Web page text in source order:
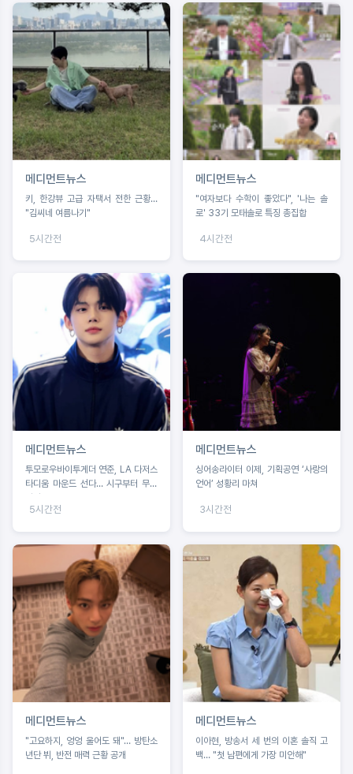
메디먼트뉴스
키, 한강뷰 고급 자택서 전한 근황…
"김씨네 여름나기"
5시간전
메디먼트뉴스
"여자보다 수학이 좋았다", '나는 솔
로' 33기 모태솔로 특징 총집합
4시간전
메디먼트뉴스
투모로우바이투게더 연준, LA 다저스
타디움 마운드 선다… 시구부터 무대
5시간전
메디먼트뉴스
싱어송라이터 이제, 기획공연 ‘사랑의
언어’ 성황리 마쳐
3시간전
메디먼트뉴스
"고요하지, 엉엉 울어도 돼"… 방탄소
년단 뷔, 반전 매력 근황 공개
메디먼트뉴스
이아현, 방송서 세 번의 이혼 솔직 고
백… "첫 남편에게 가장 미안해"